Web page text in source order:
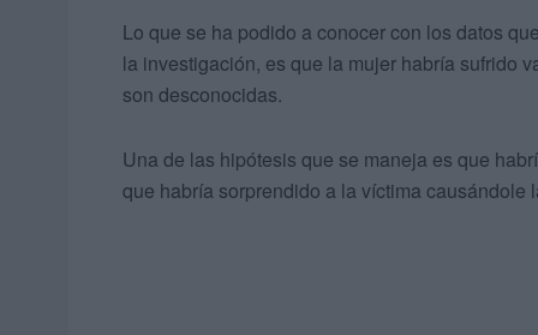
Lo que se ha podido a conocer con los datos
la investigación, es que la mujer habría sufrido
son desconocidas.
Una de las hipótesis que se maneja es que
que habría sorprendido a la víctima causándole